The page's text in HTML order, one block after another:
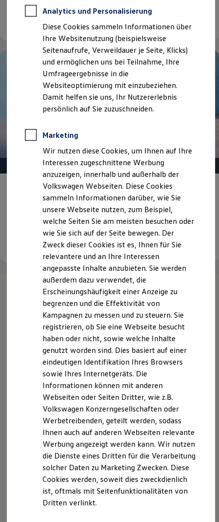
Professional Class bei Volkswagen
Behörden
Direktkunden
Sonderfahrzeuge
Anpfiff zum Gewinn
Elektromobilität
Elektroautos
ID. Tutorials
Elektrofahrzeugkonzepte
ID. EVERY1
Reichweite
Rekuperation
Laden unterwegs
Laden Zuhause
Ladestationen finden
Ladezeitensimulator
Batterie
Sicherheit
Nachhaltigkeit
Technologie
Kosten und Kauf
Kaufoptionen
E-Auto-Förderung
Software und Konnektivität
Die ID. Software 6
ID. Software Versionen und Updates
Digitale Extras
Schnittstellen zu Ihrem ID.
Hybridautos
Marke und Erlebnis
Volkswagen R und R Experience
R-Modelle
R Experience
Driving Experience
Volkswagen entdecken
Werkbesichtigung
Lifestyle Shop
T-Roc Kollektion
Golf Kollektion
ID. Kollektion
Volkswagen Kollektion
R-Kollektion
GTI Kollektion
Fußball Drop
we drive football
#wedriveproud
Besitzer und Service
Software Updates
Service und Ersatzteile
Details ansehen
Gepflegt, geprüft und für gut befunden.
Volkswagen Zertifizierte
Gebrauchtwagen.
Details ansehen
Ihrenächsten
Schritte
Probefahrt vereinbaren
Fahrzeugangebot anfordern
Serviceanfrage stellen
Analytics und Personalisierung
Diese Cookies sammeln Informationen über
Ihre Websitenutzung (beispielsweise
Seitenaufrufe, Verweildauer je Seite, Klicks)
und ermöglichen uns bei Teilnahme, Ihre
Umfrageergebnisse in die
Websiteoptimierung mit einzubeziehen.
Damit helfen sie uns, Ihr Nutzererlebnis
persönlich auf Sie zuzuschneiden.
Marketing
Wir nutzen diese Cookies, um Ihnen auf Ihre
Interessen zugeschnittene Werbung
anzuzeigen, innerhalb und außerhalb der
Volkswagen Webseiten. Diese Cookies
sammeln Informationen darüber, wie Sie
unsere Webseite nutzen, zum Beispiel,
welche Seiten Sie am meisten besuchen oder
wie Sie sich auf der Seite bewegen. Der
Zweck dieser Cookies ist es, Ihnen für Sie
relevantere und an Ihre Interessen
angepasste Inhalte anzubieten. Sie werden
außerdem dazu verwendet, die
Erscheinungshäufigkeit einer Anzeige zu
begrenzen und die Effektivität von
Kampagnen zu messen und zu steuern. Sie
registrieren, ob Sie eine Webseite besucht
haben oder nicht, sowie welche Inhalte
genutzt worden sind. Dies basiert auf einer
eindeutigen Identifikation Ihres Browsers
sowie Ihres Internetgeräts. Die
Informationen können mit anderen
Webseiten oder Seiten Dritter, wie z.B.
Volkswagen Konzerngesellschaften oder
Werbetreibenden, geteilt werden, sodass
Ihnen auch auf anderen Webseiten relevante
Werbung angezeigt werden kann. Wir nutzen
die Dienste eines Dritten für die Verarbeitung
solcher Daten zu Marketing Zwecken. Diese
Cookies werden, soweit dies zweckdienlich
ist, oftmals mit Seitenfunktionalitäten von
Dritten verlinkt.